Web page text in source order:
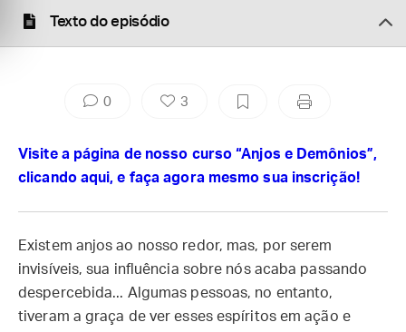
Texto do episódio
0 3
Visite a página de nosso curso “Anjos e Demônios”,
clicando aqui, e faça agora mesmo sua inscrição!
Existem anjos ao nosso redor, mas, por serem
invisíveis, sua influência sobre nós acaba passando
despercebida... Algumas pessoas, no entanto,
tiveram a graça de ver esses espíritos em ação e